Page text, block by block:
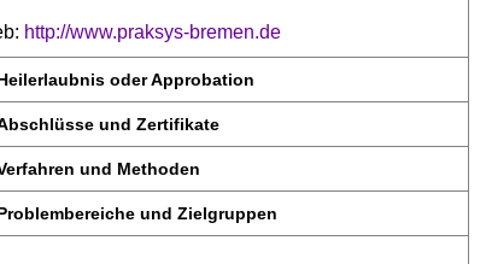
http://www.praksys-bremen.de
oder Approbation
und Zertifikate
und Methoden
und Zielgruppen